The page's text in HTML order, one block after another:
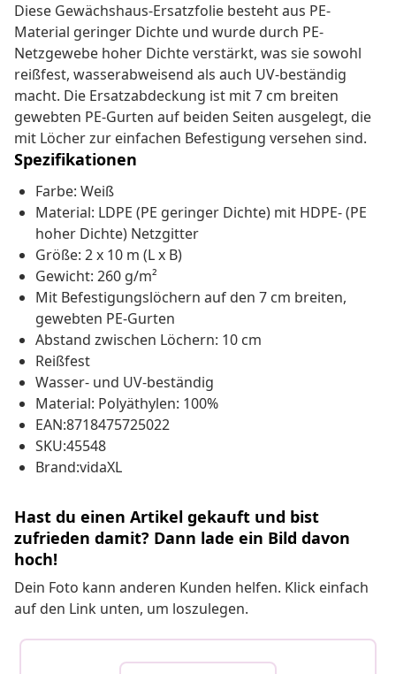
Diese Gewächshaus-Ersatzfolie besteht aus PE-
Material geringer Dichte und wurde durch PE-
Netzgewebe hoher Dichte verstärkt, was sie sowohl
reißfest, wasserabweisend als auch UV-beständig
macht. Die Ersatzabdeckung ist mit 7 cm breiten
gewebten PE-Gurten auf beiden Seiten ausgelegt, die
mit Löcher zur einfachen Befestigung versehen sind.
Spezifikationen
Farbe: Weiß
Material: LDPE (PE geringer Dichte) mit HDPE- (PE
hoher Dichte) Netzgitter
Größe: 2 x 10 m (L x B)
Gewicht: 260 g/m²
Mit Befestigungslöchern auf den 7 cm breiten,
gewebten PE-Gurten
Abstand zwischen Löchern: 10 cm
Reißfest
Wasser- und UV-beständig
Material: Polyäthylen: 100%
EAN:8718475725022
SKU:45548
Brand:vidaXL
Hast du einen Artikel gekauft und bist
zufrieden damit? Dann lade ein Bild davon
hoch!
Dein Foto kann anderen Kunden helfen. Klick einfach
auf den Link unten, um loszulegen.